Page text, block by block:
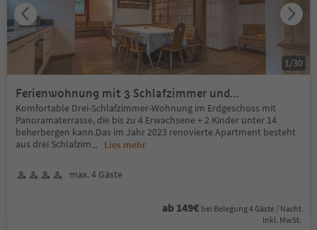
Ferienwohnung mit 3 Schlafzimmer und
Panoramaterrasse
Komfortable Drei-Schlafzimmer-Wohnung im Erdgeschoss mit
Panoramaterrasse, die bis zu 4 Erwachsene + 2 Kinder unter 14
beherbergen kann.Das im Jahr 2023 renovierte Apartment besteht
aus drei Schlafzim... Lies mehr
max. 4 Gäste
ab 149€ bei Belegung 4 Gäste / Nacht
Inkl. MwSt.
1/30